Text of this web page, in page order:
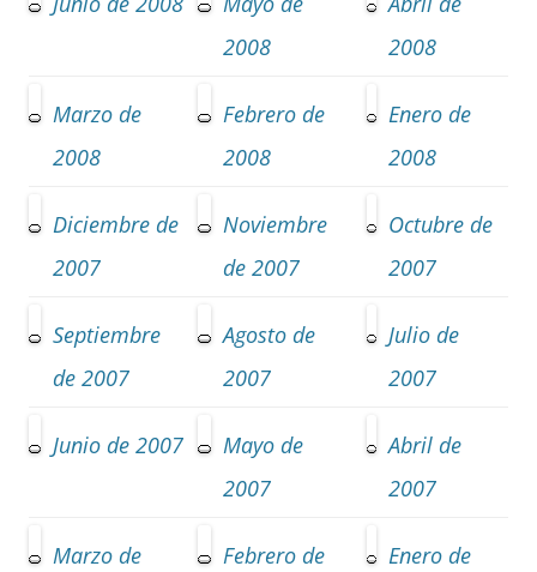
2008
2008
Marzo de
2008
Febrero de
2008
Enero de
2008
Diciembre de
2007
Noviembre
de 2007
Octubre de
2007
Septiembre
de 2007
Agosto de
2007
Julio de
2007
Junio de 2007
Mayo de
2007
Abril de
2007
Marzo de
Febrero de
Enero de